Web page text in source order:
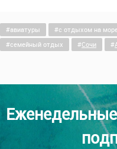
авиатуры c отдыхом на море
семейный отдых
Сочи